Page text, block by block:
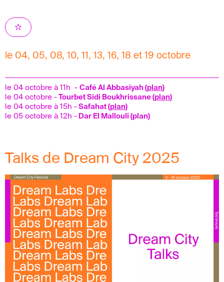
Talks de Dream City 2025
le 04, 05, 08, 10, 11, 13, 16, 18 et 19 octobre
le 04 octobre à 11h - Café Al Abbasiyah (plan)
le 04 octobre - Tourbet Sidi Boukhrissane (plan)
le 04 octobre à 15h - Safahat (plan)
le 05 octobre à 12h - Dar El Mallouli (plan)